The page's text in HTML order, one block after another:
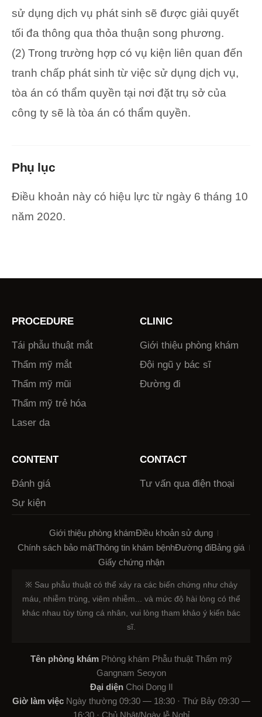
sử dụng dịch vụ phát sinh sẽ được giải quyết
tối đa thông qua thỏa thuận song phương.
(2) Trong trường hợp có vụ kiện liên quan đến
tranh chấp phát sinh từ việc sử dụng dịch vụ,
tòa án có thẩm quyền tại nơi đặt trụ sở của
công ty sẽ là tòa án có thẩm quyền.
Phụ lục
Điều khoản này có hiệu lực từ ngày 6 tháng 10
năm 2020.
PROCEDURE
Tái phẫu thuật mắt
Thẩm mỹ mắt
Thẩm mỹ mũi
Thẩm mỹ trẻ hóa
Laser da
CLINIC
Giới thiệu phòng khám
Đội ngũ y bác sĩ
Đường đi
CONTENT
Đánh giá
Sự kiện
CONTACT
Tư vấn qua điện thoại
Giới thiệu phòng khámĐiều khoản sử dụng
Chính sách bảo mậtThông tin khám bệnhĐường điBảng giá
Giấy chứng nhận
※ Sau phẫu thuật có thể xảy ra các biến chứng như chảy
máu, nhiễm trùng, viêm nhiễm... và mức độ hài lòng có thể
khác nhau tùy từng cá nhân, vui lòng tham khảo ý kiến bác
sĩ.
Tên phòng khámPhòng khám Phẫu thuật Thẩm mỹ
Gangnam Seoyon
Đại diệnChoi Dong Il
Giờ làm việcNgày thường 09:30 — 18:30 · Thứ Bảy 09:30 —
16:30 · Chủ Nhật/Ngày lễ Nghỉ